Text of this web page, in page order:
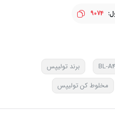
9074
برند تولیپس
مخلوط کن تولیپس